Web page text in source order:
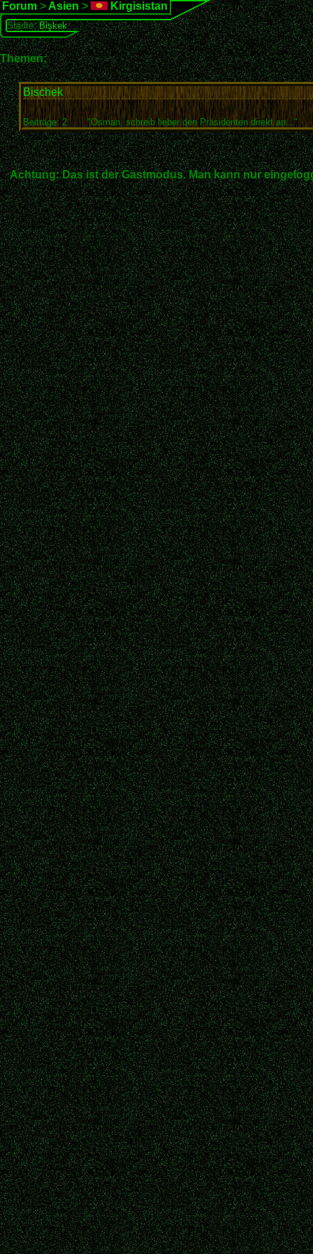
Forum > Asien > Kirgisistan
Städte:Bişkek
Themen:
Bischek
Beiträge: 2 "Osman, schreib lieber den Präsidenten direkt an..."
Achtung: Das ist der Gastmodus. Man kann nur